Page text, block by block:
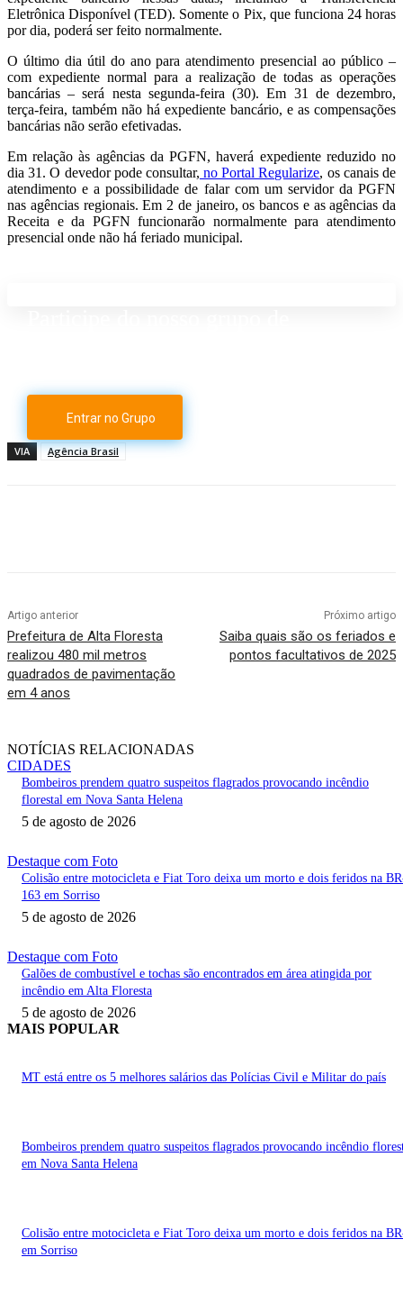
Eletrônica Disponível (TED). Somente o Pix, que funciona 24 horas
por dia, poderá ser feito normalmente.
O último dia útil do ano para atendimento presencial ao público –
com expediente normal para a realização de todas as operações
bancárias – será nesta segunda-feira (30). Em 31 de dezembro,
terça-feira, também não há expediente bancário, e as compensações
bancárias não serão efetivadas.
Em relação às agências da PGFN, haverá expediente reduzido no
dia 31. O devedor pode consultar, no Portal Regularize, os canais de
atendimento e a possibilidade de falar com um servidor da PGFN
nas agências regionais. Em 2 de janeiro, os bancos e as agências da
Receita e da PGFN funcionarão normalmente para atendimento
presencial onde não há feriado municipal.
Entrar no Grupo
VIA Agência Brasil
Artigo anterior
Prefeitura de Alta Floresta
realizou 480 mil metros
quadrados de pavimentação
em 4 anos
Próximo artigo
Saiba quais são os feriados e
pontos facultativos de 2025
NOTÍCIAS RELACIONADAS
CIDADES
Bombeiros prendem quatro suspeitos flagrados provocando incêndio
florestal em Nova Santa Helena
5 de agosto de 2026
Destaque com Foto
Colisão entre motocicleta e Fiat Toro deixa um morto e dois feridos na
163 em Sorriso
5 de agosto de 2026
Destaque com Foto
Galões de combustível e tochas são encontrados em área atingida por
incêndio em Alta Floresta
5 de agosto de 2026
MAIS POPULAR
MT está entre os 5 melhores salários das Polícias Civil e Militar do país
Bombeiros prendem quatro suspeitos flagrados provocando incêndio
em Nova Santa Helena
Colisão entre motocicleta e Fiat Toro deixa um morto e dois feridos na
em Sorriso